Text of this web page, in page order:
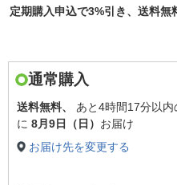
定期購入申込で3%引き、送料
通常購入
送料無料、 あと4時間17分以内
に 8月9日（日） お届け
お届け先を変更する